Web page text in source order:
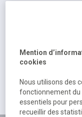
excuser
Mention
cookies
Nous utilisons des
fonctionnement du
essentiels pour
recueillir des